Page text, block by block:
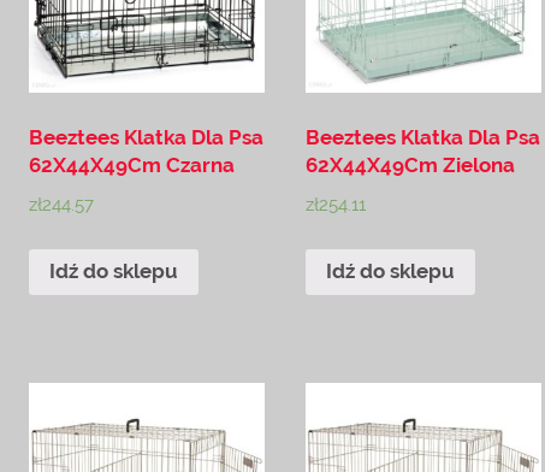
Beeztees Klatka Dla Psa
62X44X49Cm Czarna
zł244.57
Idź do sklepu
Beeztees Klatka Dla Psa
62X44X49Cm Zielona
zł254.11
Idź do sklepu